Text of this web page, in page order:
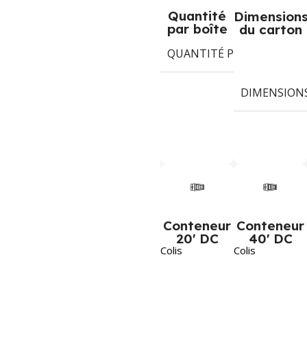
Quantité
par boîte
QUANTITÉ PAR BOÎTE
du carton
Conteneur
20' DC
Colis
Conteneur
40' DC
Colis